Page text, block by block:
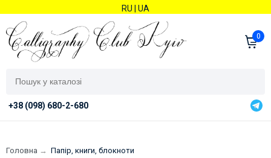
RU UA
0
+38 (098) 680-2-680
Головна → Папір, книги, блокноти